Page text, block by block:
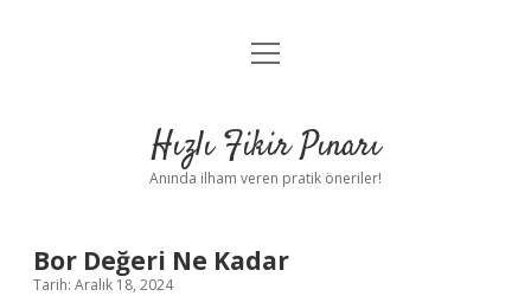
Anasayfa
Yasal Uyarı
menüyü
Hızlı Fikir Pınarı
Anında ilham veren pratik öneriler!
Bor Değeri Ne Kadar
Tarih: Aralık 18, 2024